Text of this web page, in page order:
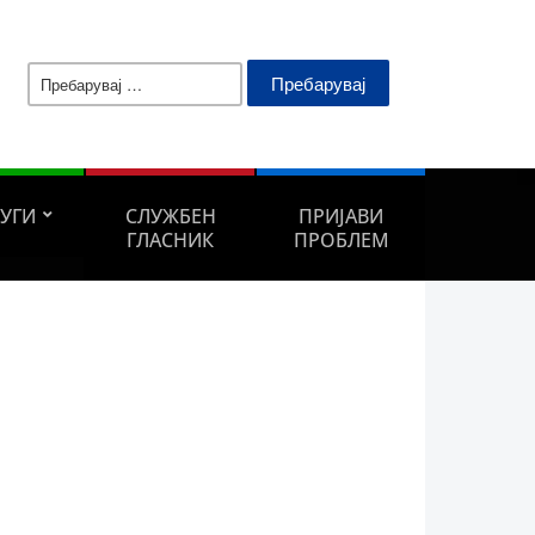
Пребарувај
СЛУЖБЕН
ГЛАСНИК
ПРИЈАВИ
ПРОБЛЕМ